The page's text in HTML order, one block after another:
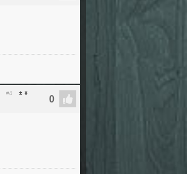
#4